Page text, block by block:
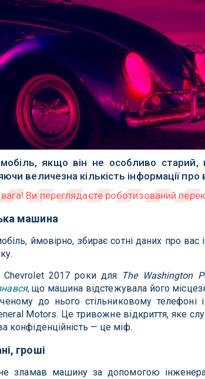
якщо він не особливо
величезна кількість інформації про
машина
ймовірно, збирає сотні даних про вас
2017 роки для The Washington
, що машина відстежувала його
до нього стільниковому телефоні
Motors. Це тривожне відкриття, яке
конфіденційність — це міф.
гроші
зламав машину за допомогою